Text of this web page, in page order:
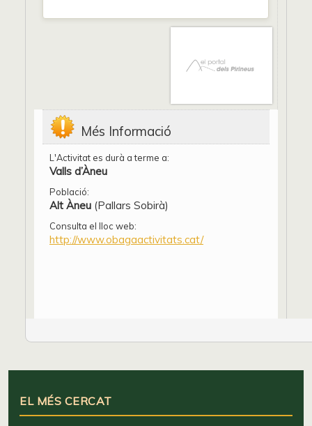
Més Informació
L'Activitat es durà a terme a:
Valls d’Àneu
Població:
Alt Àneu (Pallars Sobirà)
Consulta el lloc web:
http://www.obagaactivitats.cat/
EL MÉS CERCAT